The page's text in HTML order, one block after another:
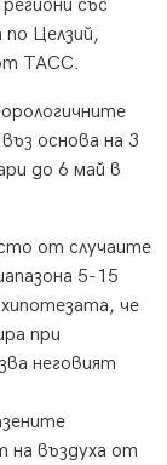
със
Целзий,
ТАСС.
основа на 3
до 6 май в
от случаите
5-15
че
при
неговият
на въздуха от